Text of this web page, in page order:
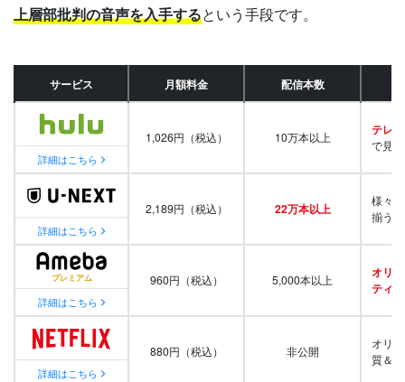
上層部批判の音声を入手するという手段です。
サービス 月額料金 配信本数
詳細はこちら
1,026円（税込） 10万本以上 テレビ
で見
詳細はこちら
2,189円（税込） 22万本以上
様々
揃う
詳細はこちら
960円（税込） 5,000本以上
オリ
ティ
詳細はこちら
880円（税込） 非公開
オリ
質＆